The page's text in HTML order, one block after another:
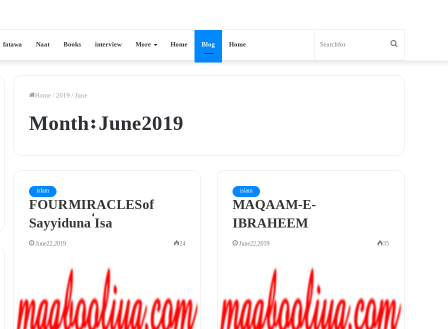
fatawa Naat Books interview More Home Blog Home
for
Home/2019/June
Month:June 2019
islam
FOUR MIRACLES of
Sayyiduna ‘Isa
June 22, 2019 24
islam
MAQAAM-E-
IBRAHEEM
June 22, 2019 35